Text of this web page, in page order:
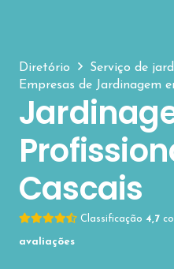
Diretório
Serviço de
Empresas de Jardinagem
Cascais
Classificação 4,7
avaliações